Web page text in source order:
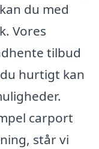
du med
Vores
tilbud
hurtigt kan
carport
står vi